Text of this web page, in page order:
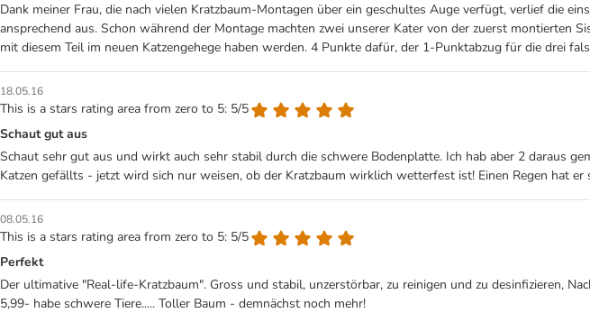
Dank meiner Frau, die nach vielen Kratzbaum-Montagen über ein geschultes Auge verfügt, verlief die
ansprechend aus. Schon während der Montage machten zwei unserer Kater von der zuerst montierten
mit diesem Teil im neuen Katzengehege haben werden. 4 Punkte dafür, der 1-Punktabzug für die drei
18.05.16
This is a stars rating area from zero to 5: 5/5
Schaut gut aus
Schaut sehr gut aus und wirkt auch sehr stabil durch die schwere Bodenplatte. Ich hab aber 2 daraus
Katzen gefällts - jetzt wird sich nur weisen, ob der Kratzbaum wirklich wetterfest ist! Einen Regen hat er
08.05.16
This is a stars rating area from zero to 5: 5/5
Perfekt
Der ultimative "Real-life-Kratzbaum". Gross und stabil, unzerstörbar, zu reinigen und zu desinfizieren,
5,99- habe schwere Tiere..... Toller Baum - demnächst noch mehr!